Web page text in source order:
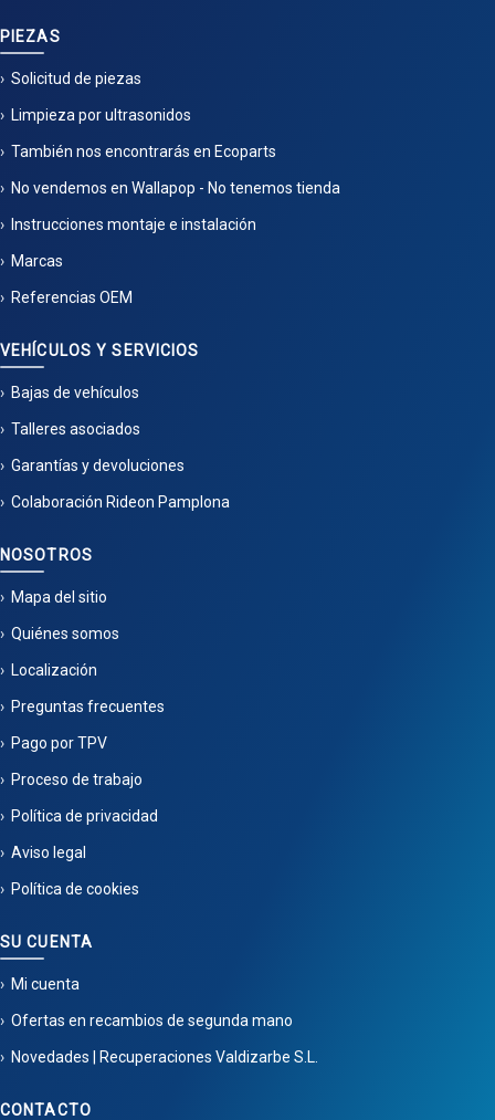
PIEZAS
Solicitud de piezas
Limpieza por ultrasonidos
También nos encontrarás en Ecoparts
No vendemos en Wallapop - No tenemos tienda
Instrucciones montaje e instalación
Marcas
Referencias OEM
VEHÍCULOS Y SERVICIOS
Bajas de vehículos
Talleres asociados
Garantías y devoluciones
Colaboración Rideon Pamplona
NOSOTROS
Mapa del sitio
Quiénes somos
Localización
Preguntas frecuentes
Pago por TPV
Proceso de trabajo
Política de privacidad
Aviso legal
Política de cookies
SU CUENTA
Mi cuenta
Ofertas en recambios de segunda mano
Novedades | Recuperaciones Valdizarbe S.L.
CONTACTO